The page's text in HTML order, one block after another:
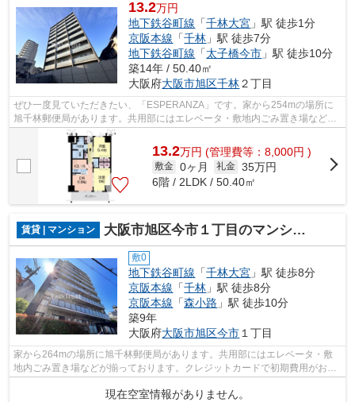
13.2万円
地下鉄谷町線 「千林大宮 」駅 徒歩1分
京阪本線 「千林 」駅 徒歩7分
地下鉄谷町線 「太子橋今市 」駅 徒歩10分
築14年 / 50.40㎡
大阪府大阪市旭区千林２丁目
ぜひ一度見ていただきたい、「ESPERANZA」です。家から254mの場所に
旭千林郵便局があります。共用部にはエレベータ・敷地内ごみ置き場などが
揃っております。こちらのマンションでは初...
13.2万円 (管理費等：8,000円 )
敷金 0ヶ月 礼金 35万円
6階 / 2LDK / 50.40㎡
賃貸 | マンション 大阪市旭区今市１丁目のマンション
敷0
地下鉄谷町線 「千林大宮 」駅 徒歩8分
京阪本線 「千林 」駅 徒歩8分
京阪本線 「森小路 」駅 徒歩10分
築9年
大阪府大阪市旭区今市 １丁目
家から264mの場所に旭千林郵便局があります。共用部にはエレベータ・敷
地内ごみ置き場などが揃っております。クレジットカードで初期費用がお支
現在空室情報がありません。